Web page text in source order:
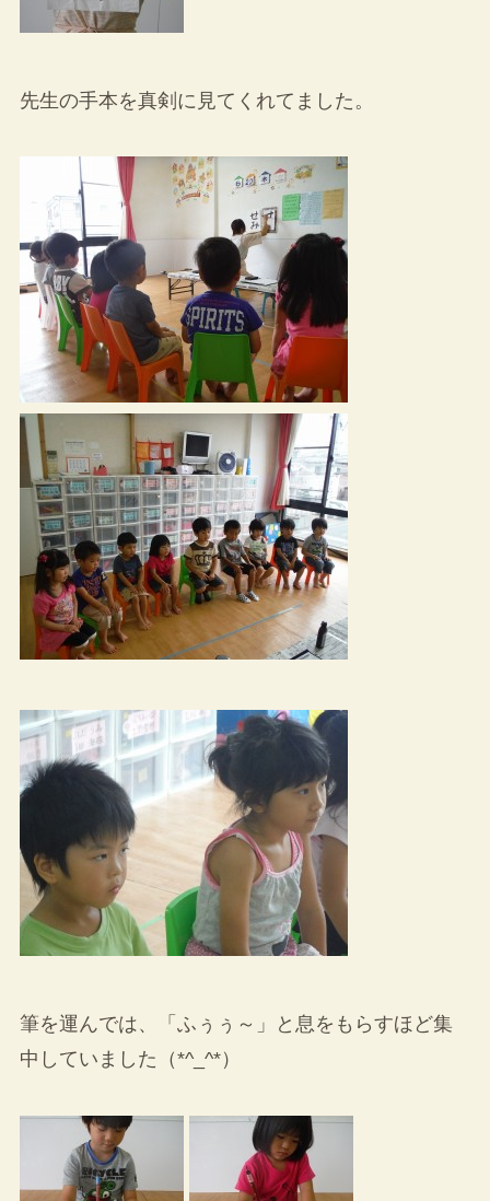
先生の手本を真剣に見てくれてました。
筆を運んでは、「ふぅぅ～」と息をもらすほど集
中していました（*^_^*）